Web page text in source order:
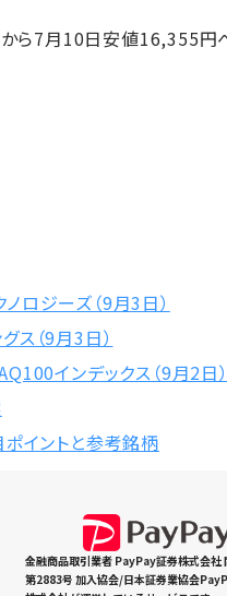
ら7月10日安値16,355円
ロジーズ（9月3日）
ス（9月3日）
インデックス（9月2日）
イントと参考銘柄
金融商品取引業者 PayPay証券株式会社
第2883号 加入協会/日本証券業協会